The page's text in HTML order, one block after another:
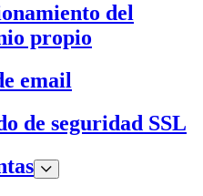
del
propio
email
de seguridad SSL